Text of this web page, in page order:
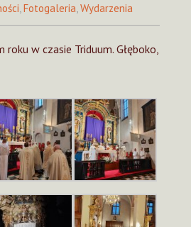
Fotogaleria Wydarzenia
roku w czasie Triduum. Głęboko,